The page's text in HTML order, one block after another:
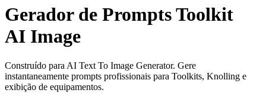
Gerador de PromptsToolkit
AI Image
Construído para AI Text To Image Generator. Gere
instantaneamente prompts profissionais para Toolkits, Knolling e
exibição de equipamentos.